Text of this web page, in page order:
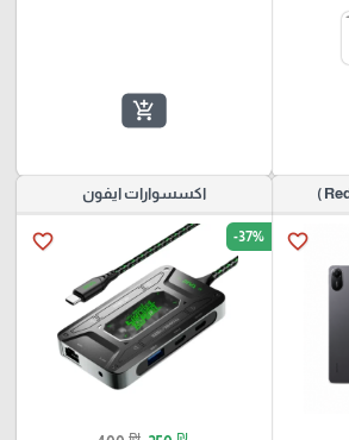
add_shopping_cart
favorite_border
اكسسوارات ايفون
favorite_border -37%
₪ ₪